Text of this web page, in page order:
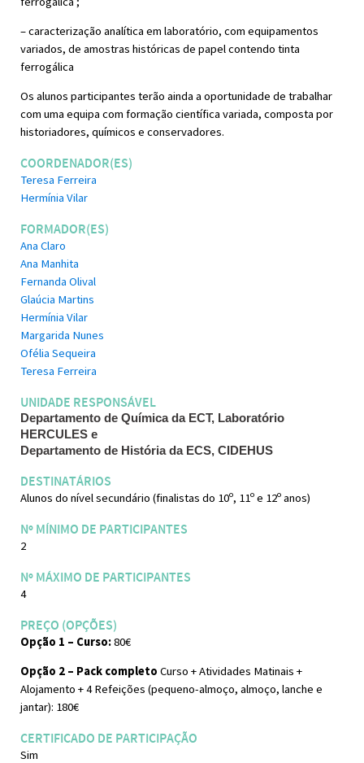
– caracterização analítica em laboratório, com equipamentos
variados, de amostras históricas de papel contendo tinta
ferrogálica
Os alunos participantes terão ainda a oportunidade de trabalhar
com uma equipa com formação científica variada, composta por
historiadores, químicos e conservadores.
COORDENADOR(ES)
Teresa Ferreira
Hermínia Vilar
FORMADOR(ES)
Ana Claro
Ana Manhita
Fernanda Olival
Glaúcia Martins
Hermínia Vilar
Margarida Nunes
Ofélia Sequeira
Teresa Ferreira
UNIDADE RESPONSÁVEL
Departamento de Química da ECT, Laboratório
HERCULES e
Departamento de História da ECS, CIDEHUS
DESTINATÁRIOS
Alunos do nível secundário (finalistas do 10º, 11º e 12º anos)
Nº MÍNIMO DE PARTICIPANTES
2
Nº MÁXIMO DE PARTICIPANTES
4
PREÇO (OPÇÕES)
Opção 1 – Curso:80€
Opção 2 – Pack completo Curso + Atividades Matinais +
Alojamento + 4 Refeições (pequeno-almoço, almoço, lanche e
jantar): 180€
CERTIFICADO DE PARTICIPAÇÃO
Sim